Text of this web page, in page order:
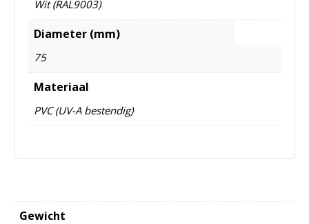
Wit (RAL9003)
Diameter (mm)
75
Materiaal
PVC (UV-A bestendig)
Gewicht